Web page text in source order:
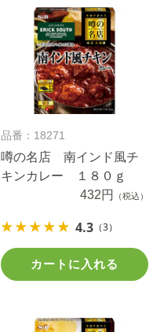
品番：18271
噂の名店 南インド風チ
キンカレー １８０ｇ
432円
（税込）
4.3 （3）
カートに入れる